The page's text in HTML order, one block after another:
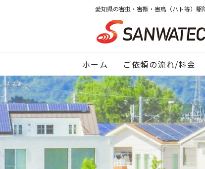
愛知県の害虫・害獣・害鳥（ハト等）駆
ホーム ご依頼の流れ/料金